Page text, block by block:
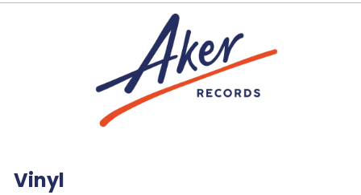
Vinyl